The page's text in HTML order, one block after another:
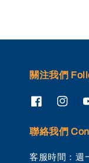
關注我們
聯絡我們
客服時間：週